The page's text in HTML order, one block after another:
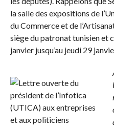
la salle des expositions de
du Commerce et de
siège du patronat tunisien et
janvier jusqu’au jeudi 29